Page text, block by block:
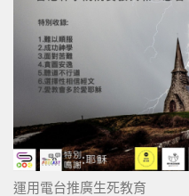
運用電台推廣生死教育